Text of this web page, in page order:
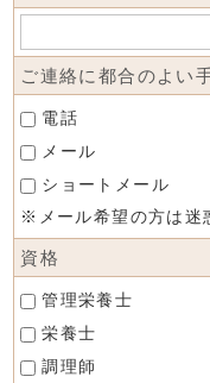
ご連絡に都合のよい
電話
メール
ショートメール
※メール希望の方は迷
資格
管理栄養士
栄養士
調理師